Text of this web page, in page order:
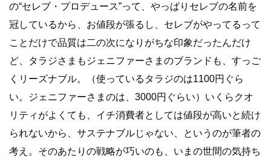
の“セレブ・プロデュース”って、やっぱりセレブの名前を
冠しているから、お値段が張るし、セレブがやってるって
ことだけで品質は二の次になりがちな印象だったんだけ
ど、タラジさまもジェニファーさまのブランドも、すっご
くリーズナブル。（使っているタラジのは1100円ぐら
い。ジェニファーさまのは、3000円ぐらい）いくらクオ
リティがよくても、イチ消費者としては値段が高いと続け
られないから、サステナブルじゃない、というのが筆者の
考え。そのあたりの戦略が巧いのも、いまの世間の気持ち